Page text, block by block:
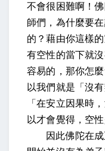
不會很困難啊！
師們，為什麼要
的？藉由你這樣
有空性的當下就
容易的，那你怎
以我們就是「沒
「在安立因果時
以才會覺得，空
因此佛陀在